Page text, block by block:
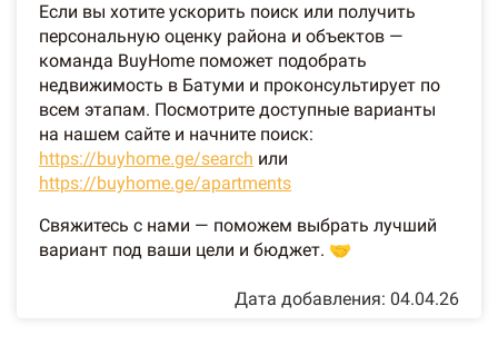
Если вы хотите ускорить поиск или получить
персональную оценку района и объектов —
команда BuyHome поможет подобрать
недвижимость в Батуми и проконсультирует по
всем этапам. Посмотрите доступные варианты
на нашем сайте и начните поиск:
https://buyhome.ge/search или
https://buyhome.ge/apartments
Свяжитесь с нами — поможем выбрать лучший
вариант под ваши цели и бюджет. 🤝
Дата добавления: 04.04.26